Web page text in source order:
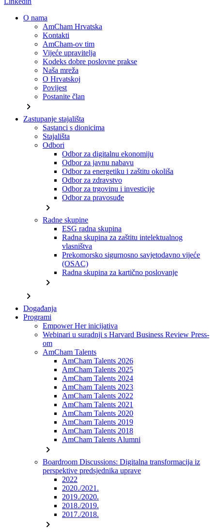
O nama
AmCham Hrvatska
Kontakti
AmCham-ov tim
Vijeće upravitelja
Kodeks dobre poslovne prakse
Naša mreža
O Hrvatskoj
Povijest
Postanite član
chevron_right
Zastupanje stajališta
Sastanci s dionicima
Stajališta
Odbori
Odbor za digitalnu ekonomiju
Odbor za javnu nabavu
Odbor za energetiku i zaštitu okoliša
Odbor za zdravstvo
Odbor za trgovinu i investicije
Odbor za pravosuđe
chevron_right
Radne skupine
ESG radna skupina
Radna skupina za zaštitu intelektualnog
vlasništva
Prekomorsko sigurnosno savjetodavno vijeće
(OSAC)
Radna skupina za kartično poslovanje
chevron_right
chevron_right
Događanja
Programi
Empower Her inicijativa
Webinari u suradnji s Harvard Business Review Press-
om
AmCham Talents
AmCham Talents 2026
AmCham Talents 2025
AmCham Talents 2024
AmCham Talents 2023
AmCham Talents 2022
AmCham Talents 2021
AmCham Talents 2020
AmCham Talents 2019
AmCham Talents 2018
AmCham Talents Alumni
chevron_right
Boardroom Discussions: Digitalna transformacija iz
perspektive predsjednika uprave
2022
2020./2021.
2019./2020.
2018./2019.
2017./2018.
chevron_right